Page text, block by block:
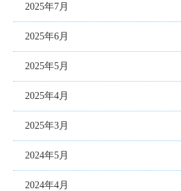
2025年7月
2025年6月
2025年5月
2025年4月
2025年3月
2024年5月
2024年4月